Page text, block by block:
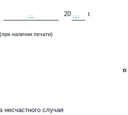
… 20 … г.
наличии печати)
о
несчастного случая